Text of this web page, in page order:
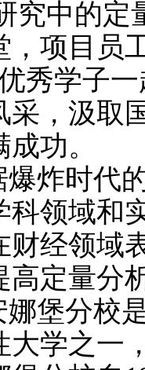
究中的
，项目员
秀学子
采，汲取
功。
爆炸时代
科领域和
财经领域
高定量分
堡分校
大学之一